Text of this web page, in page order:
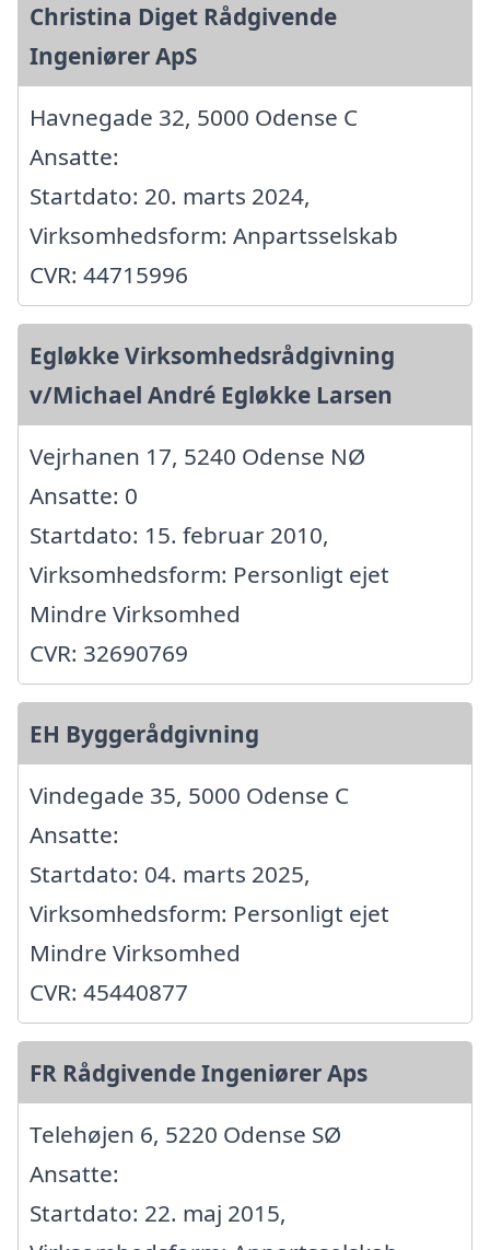
Christina Diget Rådgivende
Ingeniører ApS
Havnegade 32, 5000 Odense C
Ansatte:
Startdato: 20. marts 2024,
Virksomhedsform: Anpartsselskab
CVR: 44715996
Egløkke Virksomhedsrådgivning
v/Michael André Egløkke Larsen
Vejrhanen 17, 5240 Odense NØ
Ansatte: 0
Startdato: 15. februar 2010,
Virksomhedsform: Personligt ejet
Mindre Virksomhed
CVR: 32690769
EH Byggerådgivning
Vindegade 35, 5000 Odense C
Ansatte:
Startdato: 04. marts 2025,
Virksomhedsform: Personligt ejet
Mindre Virksomhed
CVR: 45440877
FR Rådgivende Ingeniører Aps
Telehøjen 6, 5220 Odense SØ
Ansatte:
Startdato: 22. maj 2015,